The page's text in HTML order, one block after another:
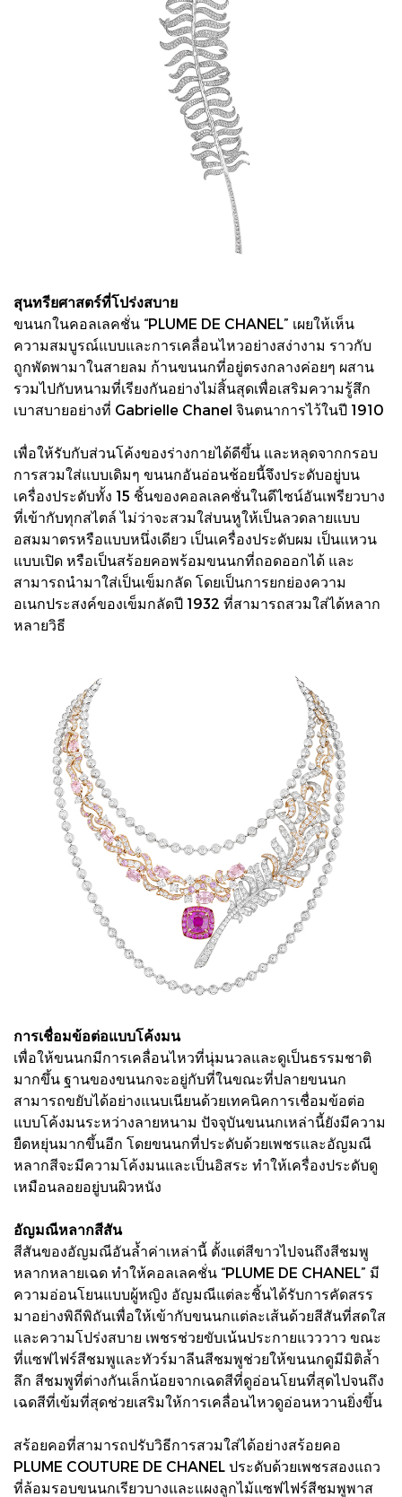
สุนทรียศาสตร์ที่โปร่งสบาย
ขนนกในคอลเลคชั่น “PLUME DE CHANEL” เผยให้เห็น
ความสมบูรณ์แบบและการเคลื่อนไหวอย่างสง่างาม ราวกับ
ถูกพัดพามาในสายลม ก้านขนนกที่อยู่ตรงกลางค่อยๆ ผสาน
รวมไปกับหนามที่เรียงกันอย่างไม่สิ้นสุดเพื่อเสริมความรู้สึก
เบาสบายอย่างที่ Gabrielle Chanel จินตนาการไว้ในปี 1910
เพื่อให้รับกับส่วนโค้งของร่างกายได้ดีขึ้น และหลุดจากกรอบ
การสวมใส่แบบเดิมๆ ขนนกอันอ่อนช้อยนี้จึงประดับอยู่บน
เครื่องประดับทั้ง 15 ชิ้นของคอลเลคชั่นในดีไซน์อันเพรียวบาง
ที่เข้ากับทุกสไตล์ ไม่ว่าจะสวมใส่บนหูให้เป็นลวดลายแบบ
อสมมาตรหรือแบบหนึ่งเดียว เป็นเครื่องประดับผม เป็นแหวน
แบบเปิด หรือเป็นสร้อยคอพร้อมขนนกที่ถอดออกได้ และ
สามารถนำมาใส่เป็นเข็มกลัด โดยเป็นการยกย่องความ
อเนกประสงค์ของเข็มกลัดปี 1932 ที่สามารถสวมใส่ได้หลาก
หลายวิธี
การเชื่อมข้อต่อแบบโค้งมน
เพื่อให้ขนนกมีการเคลื่อนไหวที่นุ่มนวลและดูเป็นธรรมชาติ
มากขึ้น ฐานของขนนกจะอยู่กับที่ในขณะที่ปลายขนนก
สามารถขยับได้อย่างแนบเนียนด้วยเทคนิคการเชื่อมข้อต่อ
แบบโค้งมนระหว่างลายหนาม ปัจจุบันขนนกเหล่านี้ยังมีความ
ยืดหยุ่นมากขึ้นอีก โดยขนนกที่ประดับด้วยเพชรและอัญมณี
หลากสีจะมีความโค้งมนและเป็นอิสระ ทำให้เครื่องประดับดู
เหมือนลอยอยู่บนผิวหนัง
อัญมณีหลากสีสัน
สีสันของอัญมณีอันล้ำค่าเหล่านี้ ตั้งแต่สีขาวไปจนถึงสีชมพู
หลากหลายเฉด ทำให้คอลเลคชั่น “PLUME DE CHANEL” มี
ความอ่อนโยนแบบผู้หญิง อัญมณีแต่ละชิ้นได้รับการคัดสรร
มาอย่างพิถีพิถันเพื่อให้เข้ากับขนนกแต่ละเส้นด้วยสีสันที่สดใส
และความโปร่งสบาย เพชรช่วยขับเน้นประกายแวววาว ขณะ
ที่แซฟไฟร์สีชมพูและทัวร์มาลีนสีชมพูช่วยให้ขนนกดูมีมิติล้ำ
ลึก สีชมพูที่ต่างกันเล็กน้อยจากเฉดสีที่ดูอ่อนโยนที่สุดไปจนถึง
เฉดสีที่เข้มที่สุดช่วยเสริมให้การเคลื่อนไหวดูอ่อนหวานยิ่งขึ้น
สร้อยคอที่สามารถปรับวิธีการสวมใส่ได้อย่างสร้อยคอ
PLUME COUTURE DE CHANEL ประดับด้วยเพชรสองแถว
ที่ล้อมรอบขนนกเรียวบางและแผงลูกไม้แซฟไฟร์สีชมพูพาส